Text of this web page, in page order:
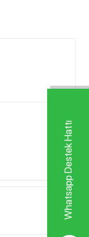
Whatsapp Destek Hattı